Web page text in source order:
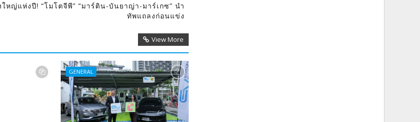
ใหญ่แห่งปี! “โมโตจีพี” “มาร์ติน-บันยาญ่า-มาร์เกซ” นำ
ทัพแถลงก่อนแข่ง
View More
GENERAL